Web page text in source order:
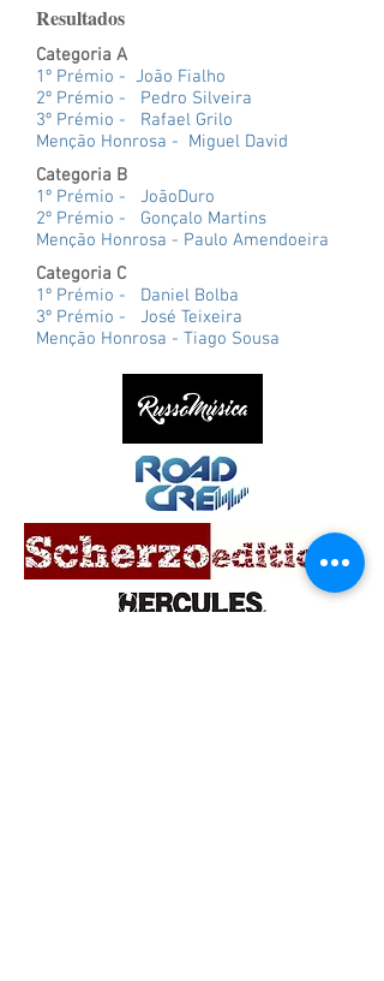
Resultados
Categoria A
1º Prémio - João Fialho
2º Prémio - Pedro Silveira
3º Prémio - Rafael Grilo
Menção Honrosa - Miguel David
Categoria B
1º Prémio - JoãoDuro
2º Prémio - Gonçalo Martins
Menção Honrosa - Paulo Amendoeira
Categoria C
1º Prémio - Daniel Bolba
3º Prémio - José Teixeira
Menção Honrosa - Tiago Sousa